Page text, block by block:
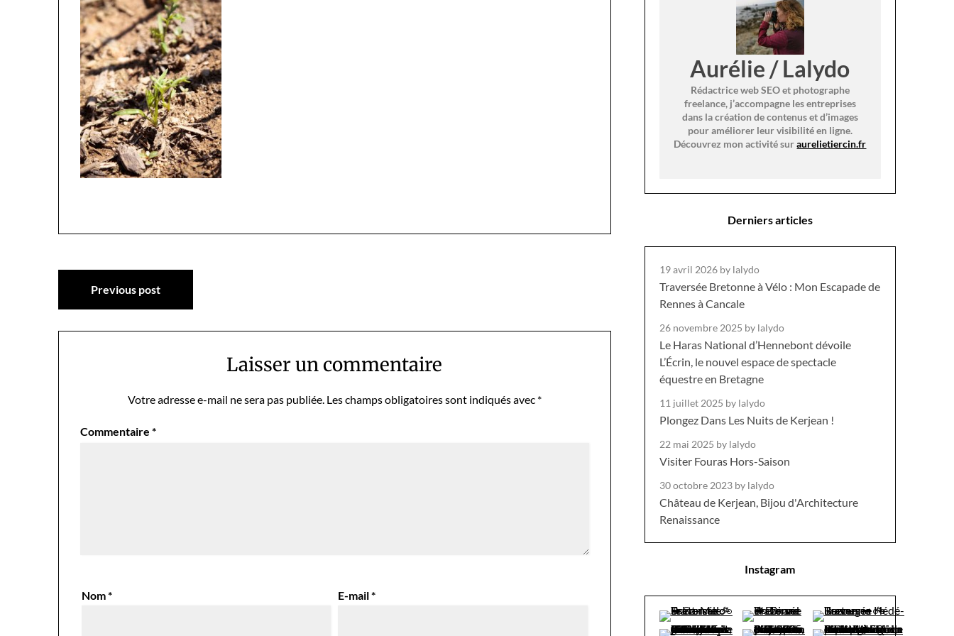
Navigation
de
l’article
Previous post
Laisser un commentaire
Votre adresse e-mail ne sera pas publiée. Les champs obligatoires sont indiqués avec *
Commentaire *
Nom* E-mail*
Aurélie / Lalydo
Rédactrice web SEO et photographe
freelance, j’accompagne les entreprises
dans la création de contenus et d’images
pour améliorer leur visibilité en ligne.
Découvrez mon activité suraurelietiercin.fr
Derniers articles
19 avril 2026 by lalydo
Traversée Bretonne à Vélo : Mon Escapade de
Rennes à Cancale
26 novembre 2025 by lalydo
Le Haras National d’Hennebont dévoile
L’Écrin, le nouvel espace de spectacle
équestre en Bretagne
11 juillet 2025 by lalydo
Plongez Dans Les Nuits de Kerjean !
22 mai 2025 by lalydo
Visiter Fouras Hors-Saison
30 octobre 2023 by lalydo
Château de Kerjean, Bijou d'Architecture
Renaissance
Instagram